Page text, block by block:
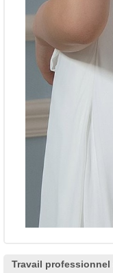
Travail professionnel